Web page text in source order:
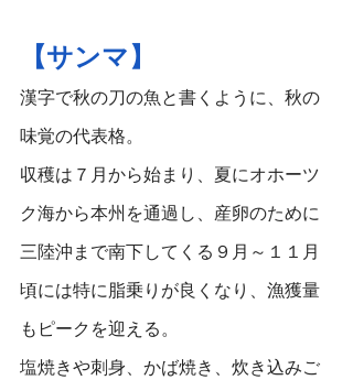
【サンマ】
漢字で秋の刀の魚と書くように、秋の
味覚の代表格。
収穫は７月から始まり、夏にオホーツ
ク海から本州を通過し、産卵のために
三陸沖まで南下してくる９月～１１月
頃には特に脂乗りが良くなり、漁獲量
もピークを迎える。
塩焼きや刺身、かば焼き、炊き込みご